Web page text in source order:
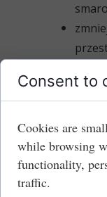
Consent to
Cookies are
while browsing
functionality,
traffic.